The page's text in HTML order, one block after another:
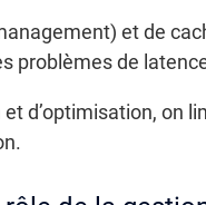
et de
problèmes de
d’optimisation, on